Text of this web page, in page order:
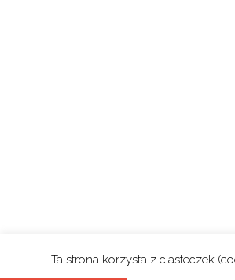
Ta strona korzysta z ciasteczek